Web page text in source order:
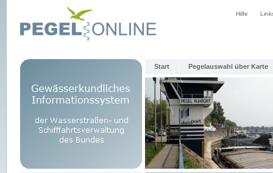
Hilfe
Start Pegelauswahl über Karte